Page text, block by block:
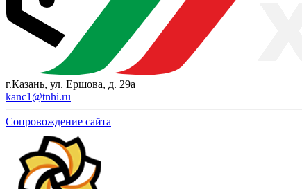
г.Казань, ул. Ершова, д. 29а
kanc1@tnhi.ru
Сопровождение сайта